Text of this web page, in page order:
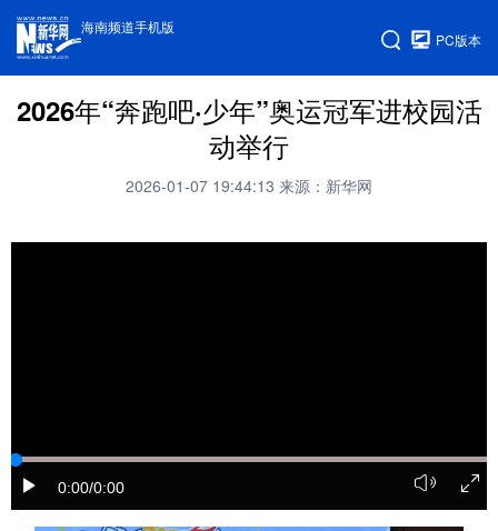
海南频道手机版
PC版本
2026年“奔跑吧·少年”奥运冠军进校园活
动举行
2026-01-07 19:44:13 来源：新华网
0:00/0:00